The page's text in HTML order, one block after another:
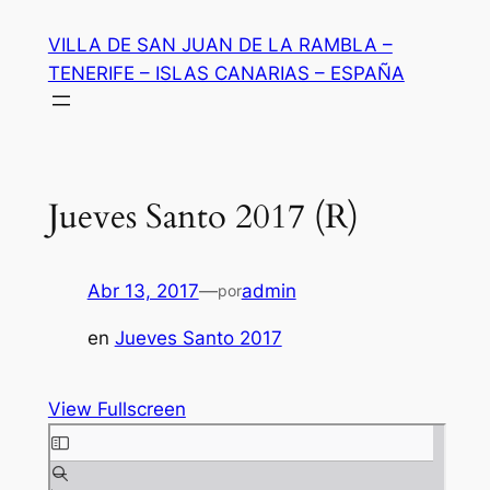
contenido
VILLA DE SAN JUAN DE LA RAMBLA –
TENERIFE – ISLAS CANARIAS – ESPAÑA
Jueves Santo 2017 (R)
Abr 13, 2017—poradmin
en Jueves Santo 2017
View Fullscreen
Saltar
al